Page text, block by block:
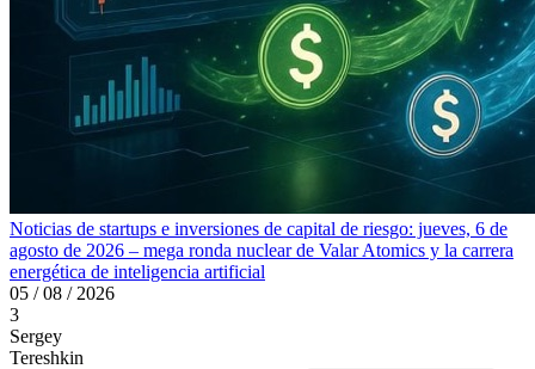
Noticias de startups e inversiones de capital de riesgo: jueves, 6 de
agosto de 2026 – mega ronda nuclear de Valar Atomics y la carrera
energética de inteligencia artificial
05 / 08 / 2026
3
Sergey
Tereshkin